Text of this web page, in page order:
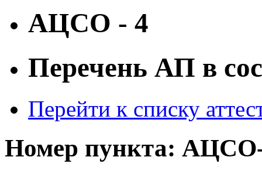
АЦСО - 4
Перечень АП в
Перейти к списку
Номер пункта: